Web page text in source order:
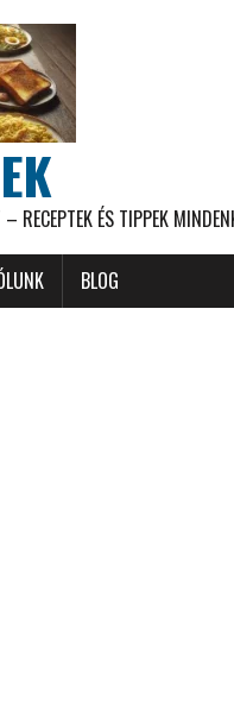
RECEPTEK ÉS TIPPEK
BLOG